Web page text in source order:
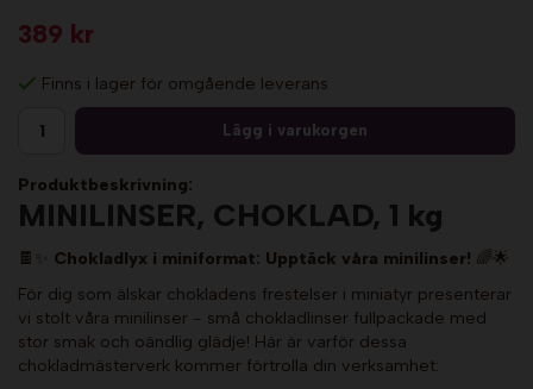
389 kr
Finns i lager för omgående leverans
Lägg i varukorgen
Produktbeskrivning:
MINILINSER, CHOKLAD, 1 kg
🍫✨ Chokladlyx i miniformat: Upptäck våra minilinser! 🌈🌟
För dig som älskar chokladens frestelser i miniatyr presenterar
vi stolt våra minilinser - små chokladlinser fullpackade med
stor smak och oändlig glädje! Här är varför dessa
chokladmästerverk kommer förtrolla din verksamhet: